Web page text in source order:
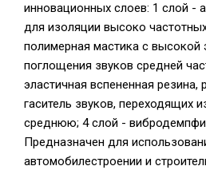
инновационных слоев: 1 слой -
для изоляции высоко
полимерная мастика с высокой
поглощения звуков средней
эластичная вспененная
гаситель звуков, переходящих
среднюю; 4 слой -
Предназначен для
автомобилестроении и